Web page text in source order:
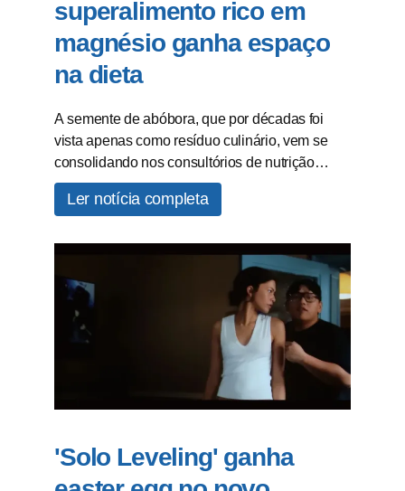
superalimento rico em
magnésio ganha espaço
na dieta
A semente de abóbora, que por décadas foi
vista apenas como resíduo culinário, vem se
consolidando nos consultórios de nutrição…
Ler notícia completa
'Solo Leveling' ganha